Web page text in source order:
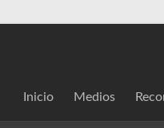
Inicio Medios